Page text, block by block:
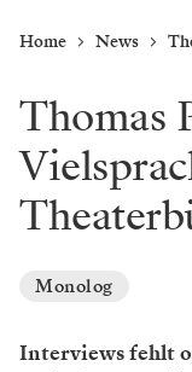
Home News
Thomas
Monolog
Interviews fehlt